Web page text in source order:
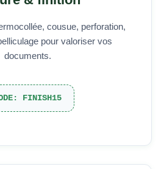
cousue, perforation,
pour valoriser vos
documents.
FINISH15